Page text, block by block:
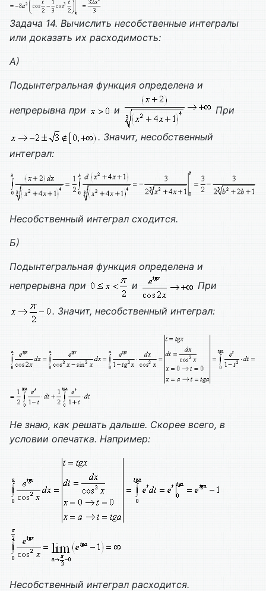
Задача 14. Вычислить несобственные интегралы
или доказать их расходимость:
А)
Подынтегральная функция определена и
непрерывна при и При
. Значит, несобственный
интеграл:
Несобственный интеграл сходится.
Б)
Подынтегральная функция определена и
непрерывна при
и При
. Значит, несобственный интеграл:
Не знаю, как решать дальше. Скорее всего, в
условии опечатка. Например:
Несобственный интеграл расходится.